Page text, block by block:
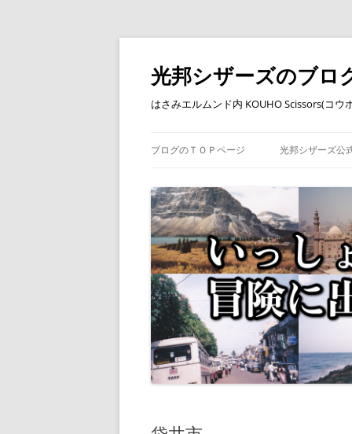
コ
テ
ン
ツ
へ
ス
光邦シザーズのブロ
はさみエルムンド内 KOUHO Scissors(コウ
ブログのＴＯＰページ 光邦シザーズ公